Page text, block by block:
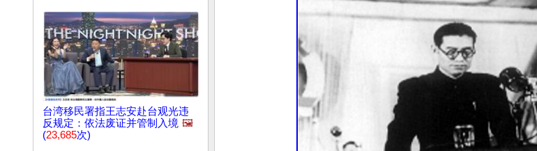
台湾移民署指王志安赴台观光违
反规定：依法废证并管制入境 🖼️
(23,685次)